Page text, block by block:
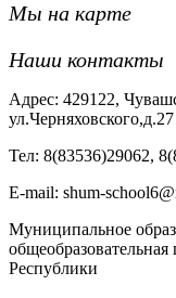
Мы на карте
Наши контакты
Адрес: 429122,
ул.Черняховского,д.27
Тел: 8(83536)29062,
Е-mail: shum-
Муниципальное
Республики